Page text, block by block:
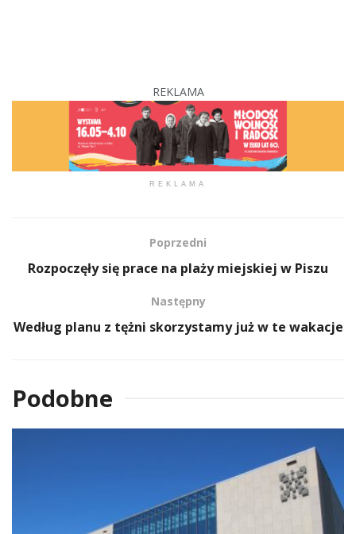
REKLAMA
REKLAMA
Poprzedni
Rozpoczęły się prace na plaży miejskiej w Piszu
Następny
Według planu z tężni skorzystamy już w te wakacje
Podobne